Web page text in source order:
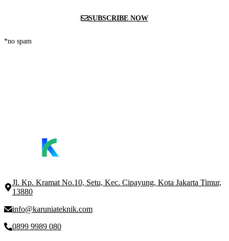
SUBSCRIBE NOW
*no spam
Jl. Kp. Kramat No.10, Setu, Kec. Cipayung, Kota Jakarta Timur,
13880
info@karuniateknik.com
0899 9989 080